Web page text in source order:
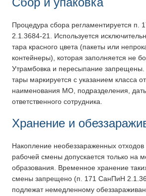
Процедура сбора регламентируется п.
2.1.3684-21. Используется
тара красного цвета (пакеты или
контейнеры), которая заполняется не
Утрамбовка и пересыпание
тары маркируется с указанием класса
наименования МО, подразделения,
ответственного сотрудника.
Хранение и
Накопление необеззараженных отходов
рабочей смены допускается только на
образования. Временное хранение
смены запрещено (п. 171 СанПиН
подлежат немедленному